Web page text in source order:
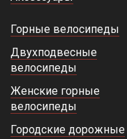
Горные велосипеды
Двухподвесные
велосипеды
Женские горные
велосипеды
Городские дорожные